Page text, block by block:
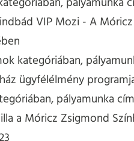
VIP Mozi - A
kategóriában,
ügyfélélmény
pályamunka
a Móricz Zsigmond